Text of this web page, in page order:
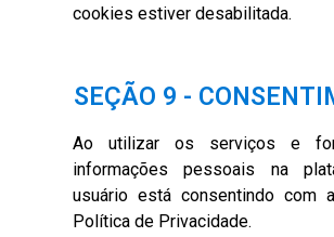
cookies estiver desabilitada.
SEÇÃO 9 -
Ao utilizar os serviços e
informações pessoais na
usuário está consentindo com
Política de Privacidade.